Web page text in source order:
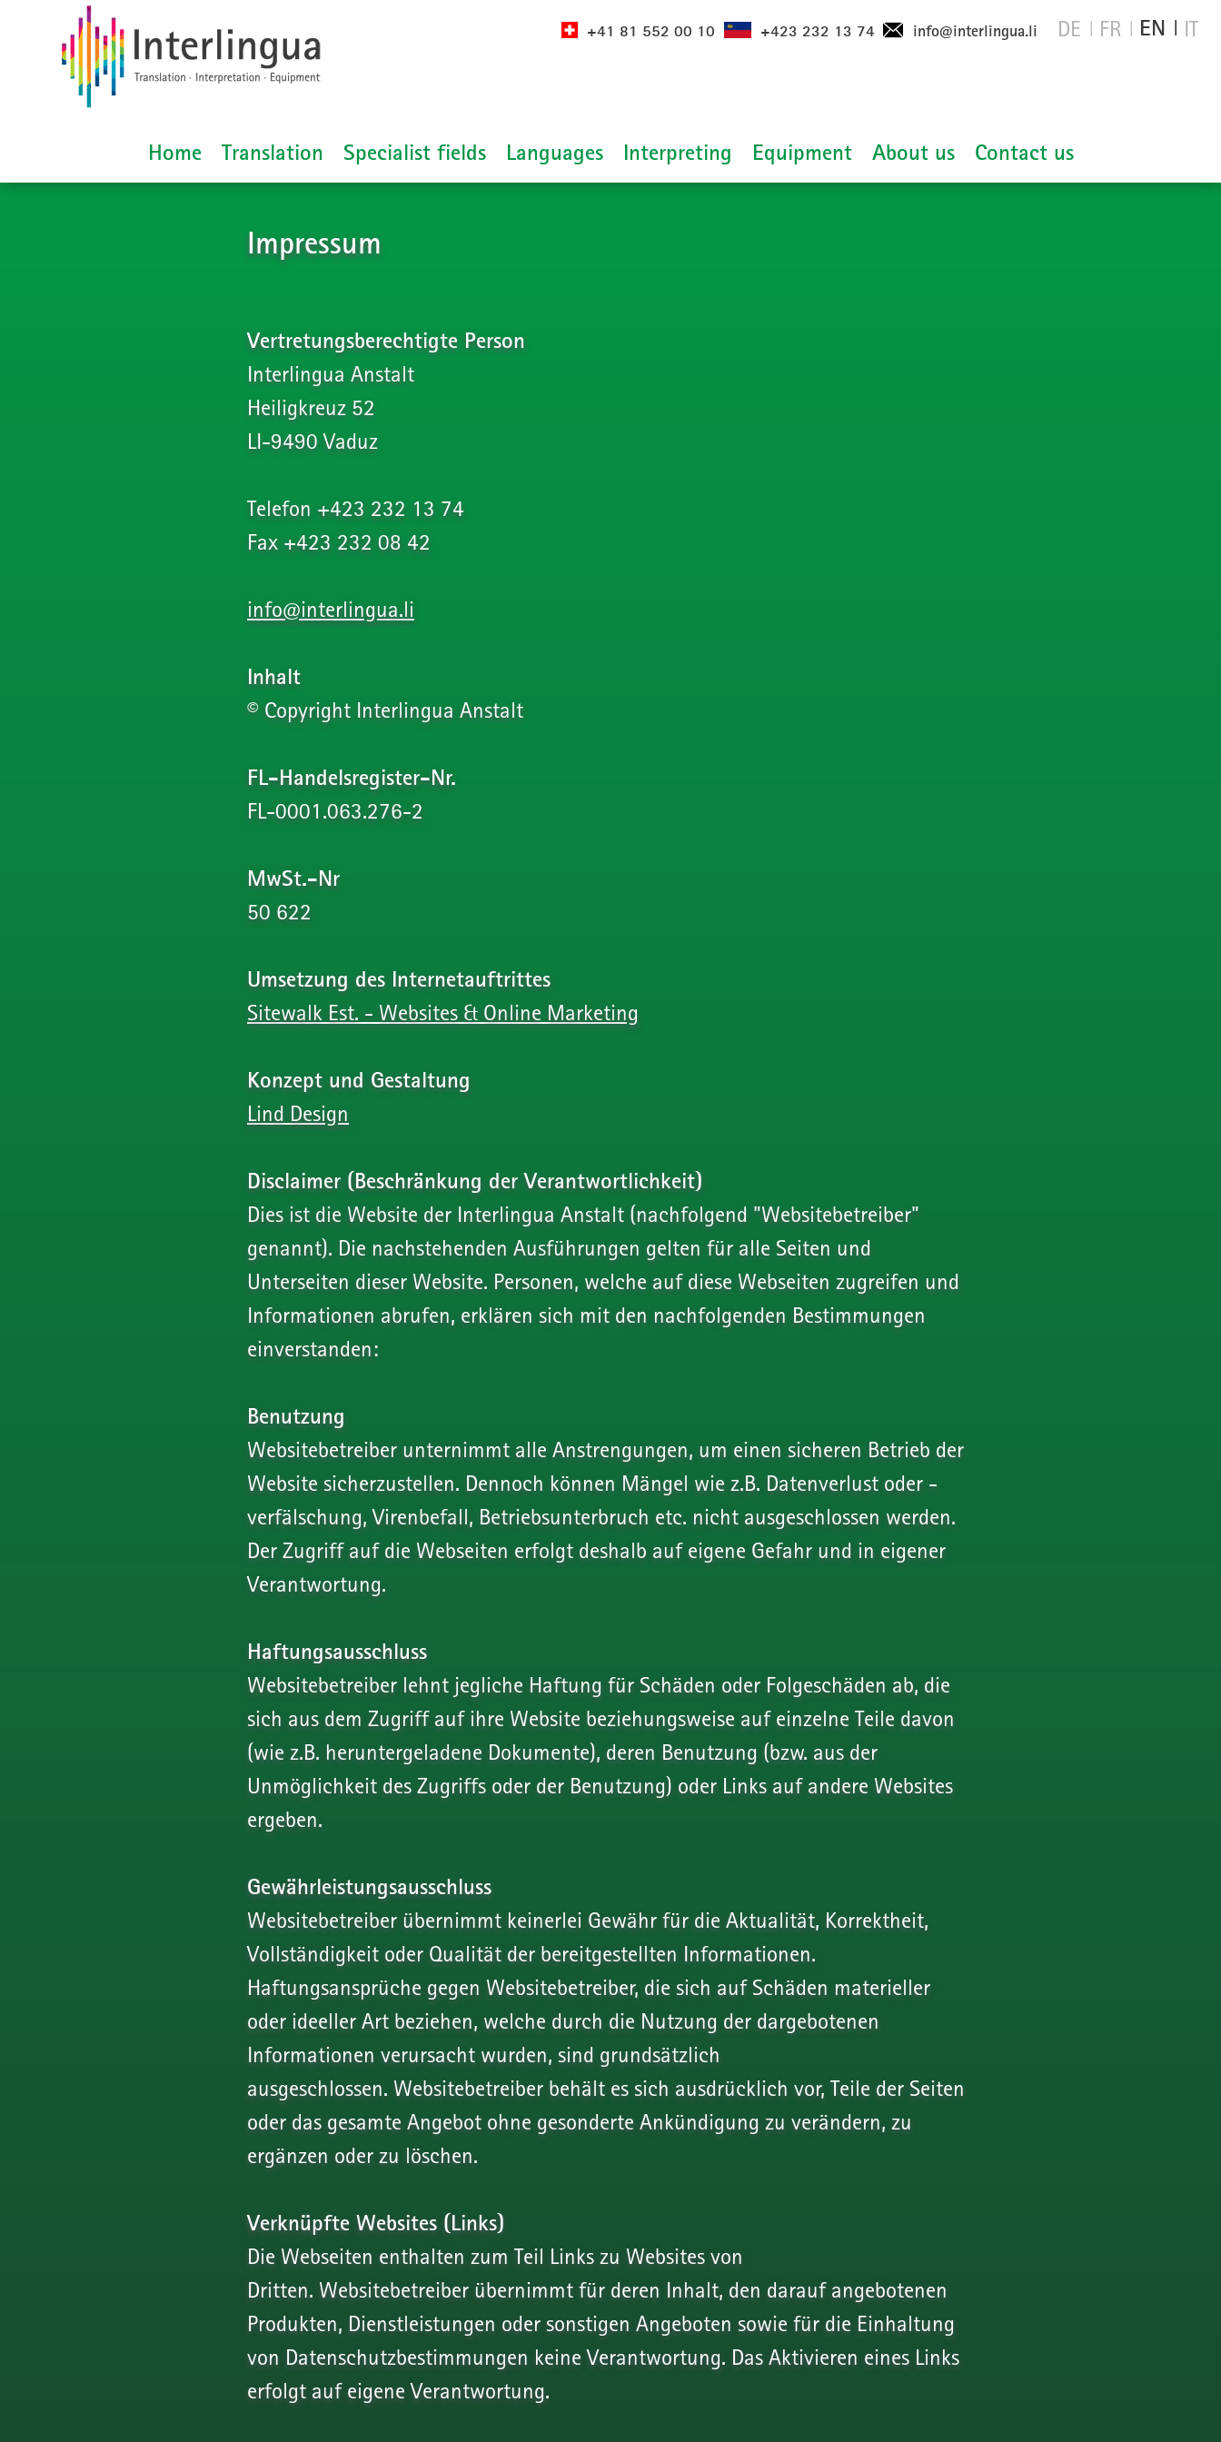
+41 81 552 00 10 +423 232 13 74 info@interlingua.li DE FR EN IT
Home Translation Specialist fields Languages Interpreting Equipment About us Contact us
Impressum
Vertretungsberechtigte Person
Interlingua Anstalt
Heiligkreuz 52
LI-9490 Vaduz
Telefon +423 232 13 74
Fax +423 232 08 42
info@interlingua.li
Inhalt
© Copyright Interlingua Anstalt
FL-Handelsregister-Nr.
FL-0001.063.276-2
MwSt.-Nr
50 622
Umsetzung des Internetauftrittes
Sitewalk Est. - Websites & Online Marketing
Konzept und Gestaltung
Lind Design
Disclaimer (Beschränkung der Verantwortlichkeit)
Dies ist die Website der Interlingua Anstalt (nachfolgend "Websitebetreiber"
genannt). Die nachstehenden Ausführungen gelten für alle Seiten und
Unterseiten dieser Website. Personen, welche auf diese Webseiten zugreifen und
Informationen abrufen, erklären sich mit den nachfolgenden Bestimmungen
einverstanden:
Benutzung
Websitebetreiber unternimmt alle Anstrengungen, um einen sicheren Betrieb der
Website sicherzustellen. Dennoch können Mängel wie z.B. Datenverlust oder -
verfälschung, Virenbefall, Betriebsunterbruch etc. nicht ausgeschlossen werden.
Der Zugriff auf die Webseiten erfolgt deshalb auf eigene Gefahr und in eigener
Verantwortung.
Haftungsausschluss
Websitebetreiber lehnt jegliche Haftung für Schäden oder Folgeschäden ab, die
sich aus dem Zugriff auf ihre Website beziehungsweise auf einzelne Teile davon
(wie z.B. heruntergeladene Dokumente), deren Benutzung (bzw. aus der
Unmöglichkeit des Zugriffs oder der Benutzung) oder Links auf andere Websites
ergeben.
Gewährleistungsausschluss
Websitebetreiber übernimmt keinerlei Gewähr für die Aktualität, Korrektheit,
Vollständigkeit oder Qualität der bereitgestellten Informationen.
Haftungsansprüche gegen Websitebetreiber, die sich auf Schäden materieller
oder ideeller Art beziehen, welche durch die Nutzung der dargebotenen
Informationen verursacht wurden, sind grundsätzlich
ausgeschlossen. Websitebetreiber behält es sich ausdrücklich vor, Teile der Seiten
oder das gesamte Angebot ohne gesonderte Ankündigung zu verändern, zu
ergänzen oder zu löschen.
Verknüpfte Websites (Links)
Die Webseiten enthalten zum Teil Links zu Websites von
Dritten. Websitebetreiber übernimmt für deren Inhalt, den darauf angebotenen
Produkten, Dienstleistungen oder sonstigen Angeboten sowie für die Einhaltung
von Datenschutzbestimmungen keine Verantwortung. Das Aktivieren eines Links
erfolgt auf eigene Verantwortung.